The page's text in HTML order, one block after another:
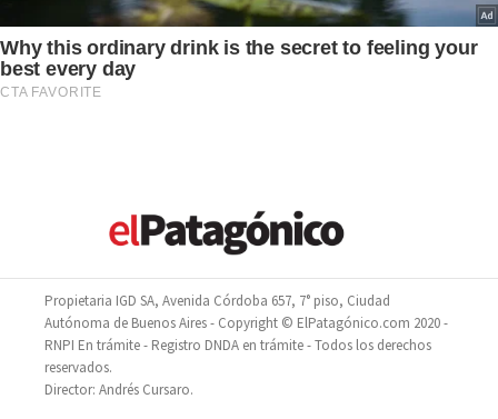
Propietaria IGD SA, Avenida Córdoba 657, 7° piso, Ciudad
Autónoma de Buenos Aires - Copyright © ElPatagónico.com 2020 -
RNPI En trámite - Registro DNDA en trámite - Todos los derechos
reservados.
Director: Andrés Cursaro.